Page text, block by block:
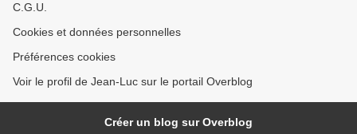
C.G.U.
Cookies et données personnelles
Préférences cookies
Voir le profil de Jean-Luc sur le portail Overblog
Créer un blog sur Overblog